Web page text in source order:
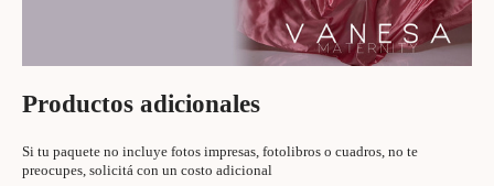
Productos adicionales
Si tu paquete no incluye fotos impresas, fotolibros o cuadros, no te
preocupes, solicitá con un costo adicional